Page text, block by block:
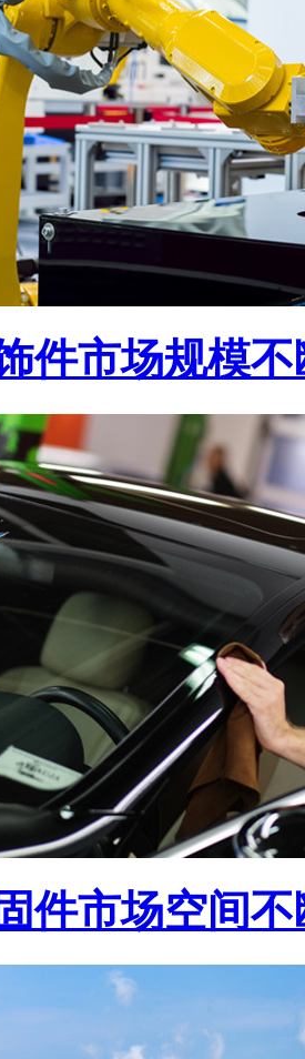
件市场规模
件市场空间